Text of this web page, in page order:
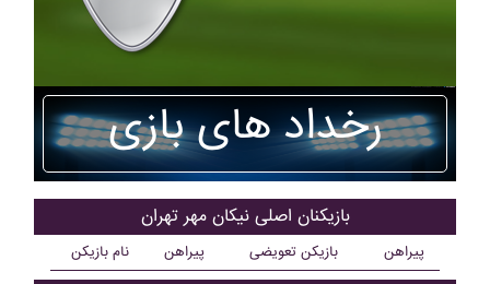
رخداد های بازی
بازیکنان اصلی نيکان مهر تهران
نام بازیکن پیراهن بازیکن تعویضی پیراهن